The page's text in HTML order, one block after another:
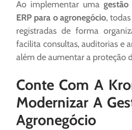
Ao implementar uma
ERP para o agronegócio,
registradas de forma
facilita consultas, auditorias e
além de aumentar a proteção
Conte Com A
Modernizar A
Agronegócio